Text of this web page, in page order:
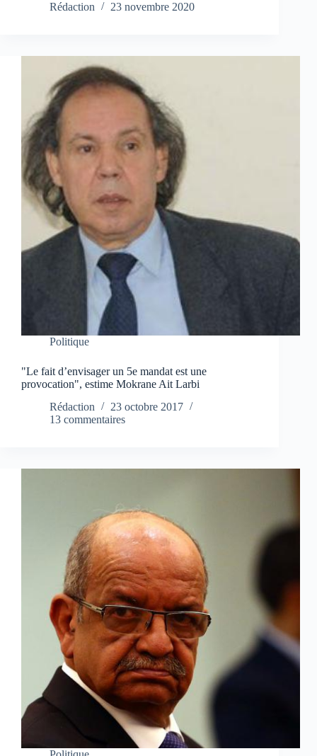
Rédaction
23 novembre 2020
Politique
"Le fait d’envisager un 5e mandat est une
provocation", estime Mokrane Ait Larbi
Rédaction
23 octobre 2017
13 commentaires